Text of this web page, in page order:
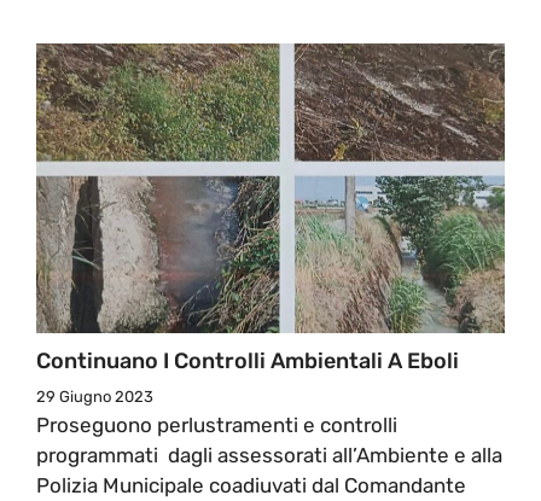
Continuano I Controlli Ambientali A Eboli
29 Giugno 2023
Proseguono perlustramenti e controlli
programmati dagli assessorati all’Ambiente e alla
Polizia Municipale coadiuvati dal Comandante